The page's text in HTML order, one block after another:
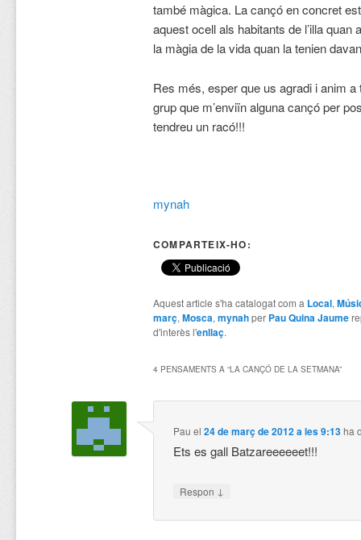
també màgica. La cançó en concret
aquest ocell als habitants de l’illa
la màgia de la vida quan la tenien
Res més, esper que us agradi i anim
grup que m’enviïn alguna cançó per
tendreu un racó!!!
mynah
COMPARTEIX-HO:
Aquest article s'ha catalogat com a Local,
març, Mosca, mynahper Pau Quina Jaume
d'interès l'enllaç.
4 PENSAMENTS A “LA CANÇÓ DE LA SETMANA”
Pau el24 de març de 2012 a les 9:13ha
Ets es gall Batzareeeeeet!!!
Respon ↓